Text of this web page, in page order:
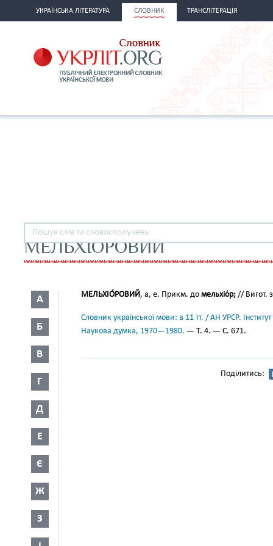
УКРАЇНСЬКА ЛІТЕРАТУРА СЛОВНИК ТРАНСЛІТЕРАЦІЯ
МЕЛЬХІОРОВИЙ
А
Б
В
Г
Д
Е
Є
Ж
З
МЕЛЬХІО́РОВИЙ, а, е. Прикм. до мельхіо́р; // Вигот.
Словник української мови: в 11 тт. / АН УРСР.
Наукова думка, 1970—1980. — Т. 4. — С. 671.
Поділитись: